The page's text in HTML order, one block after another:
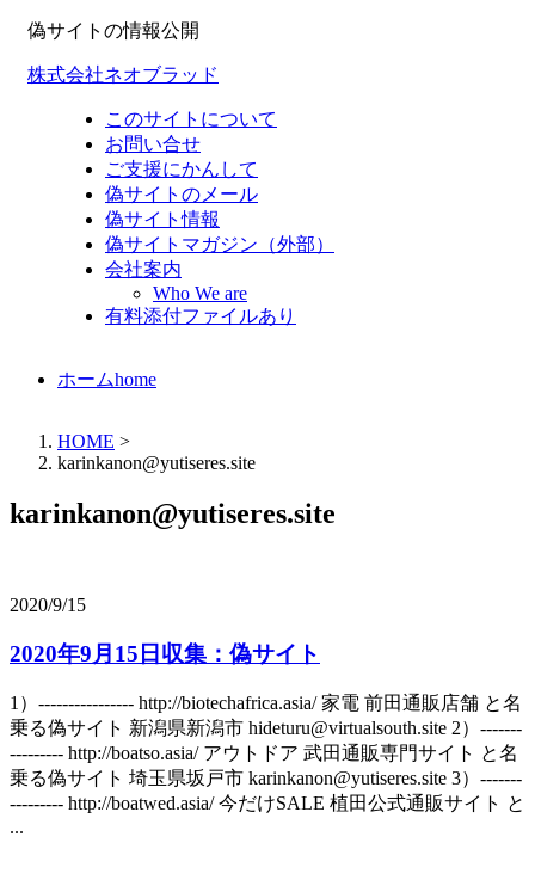
偽サイトの情報公開
株式会社ネオブラッド
このサイトについて
お問い合せ
ご支援にかんして
偽サイトのメール
偽サイト情報
偽サイトマガジン（外部）
会社案内
Who We are
有料添付ファイルあり
ホームhome
HOME >
karinkanon@yutiseres.site
karinkanon@yutiseres.site
2020/9/15
2020年9月15日収集：偽サイト
1）---------------- http://biotechafrica.asia/ 家電 前田通販店舗 と名
乗る偽サイト 新潟県新潟市 hideturu@virtualsouth.site 2）-------
--------- http://boatso.asia/ アウトドア 武田通販専門サイト と名
乗る偽サイト 埼玉県坂戸市 karinkanon@yutiseres.site 3）-------
--------- http://boatwed.asia/ 今だけSALE 植田公式通販サイト と
...